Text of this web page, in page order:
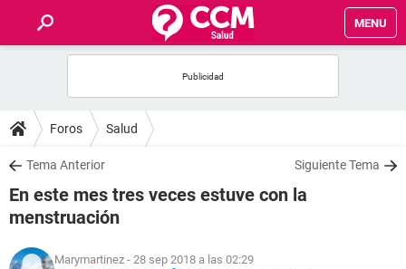
MENU
FOROS
SALUD
FAMILIA
NUTRICIÓN
Foros Salud
Tema Anterior Siguiente Tema
En este mes tres veces estuve con la
menstruación
Marymartinez - 28 sep 2018 a las 02:29